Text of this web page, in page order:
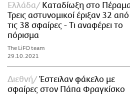
Ελλάδα
Καταδίωξη στο
Τρεις αστυνομικοί έριξαν 32 από
τις 38 σφαίρες - Τι αναφέρει το
πόρισμα
The LiFO team
29.10.2021
Διεθνή
Έστειλαν φάκελο με
σφαίρες στον Πάπα Φραγκίσκο